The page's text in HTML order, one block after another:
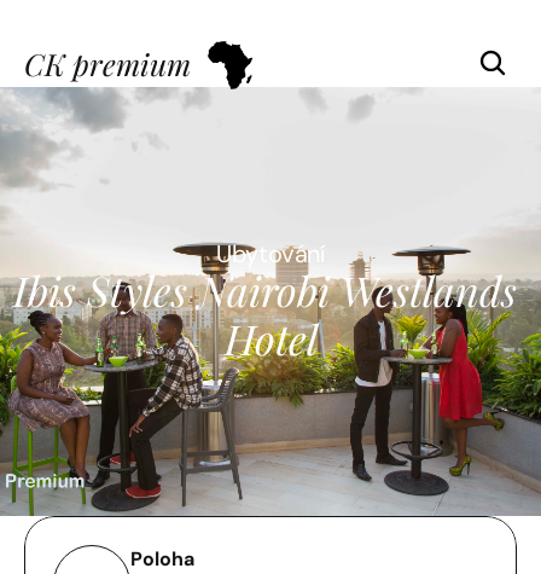
CK premium
Ubytování
Ibis Styles Nairobi Westlands
Hotel
Poloha